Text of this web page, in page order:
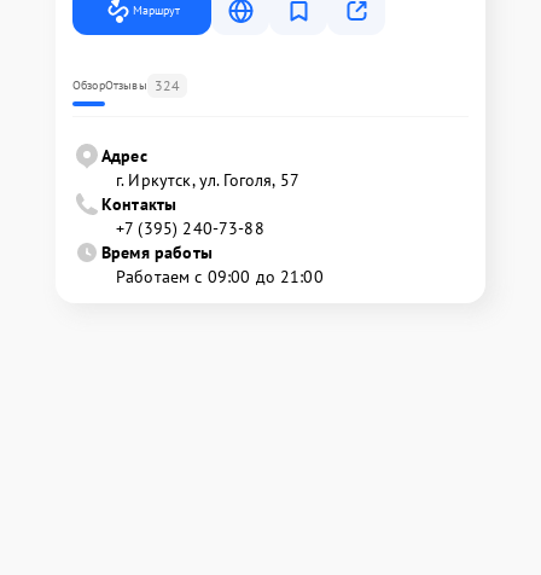
Маршрут
ОбзорОтзывы 324
Адрес
г. Иркутск, ул. ​Гоголя, 57
Контакты
+7 (395) 240-73-88
Время работы
Работаем с 09:00 до 21:00